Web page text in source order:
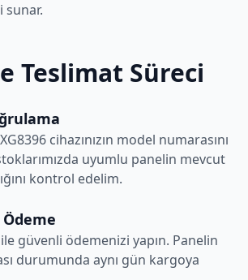
sunar.
Teslimat Süreci
cihazınızın model numarasını
uyumlu panelin mevcut
kontrol edelim.
güvenli ödemenizi yapın. Panelin
durumunda aynı gün kargoya